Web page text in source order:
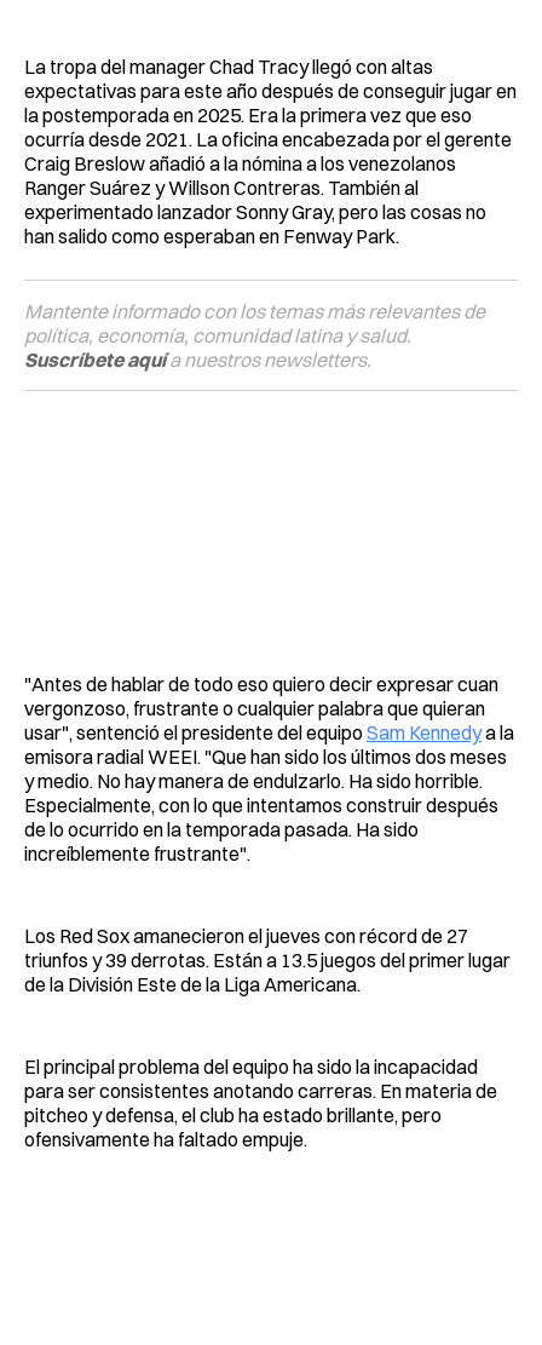
La tropa del manager Chad Tracy llegó con altas
expectativas para este año después de conseguir jugar en
la postemporada en 2025. Era la primera vez que eso
ocurría desde 2021. La oficina encabezada por el gerente
Craig Breslow añadió a la nómina a los venezolanos
Ranger Suárez y Willson Contreras. También al
experimentado lanzador Sonny Gray, pero las cosas no
han salido como esperaban en Fenway Park.
Mantente informado con los temas más relevantes de
política, economía, comunidad latina y salud.
Suscríbete aquía nuestros newsletters.
"Antes de hablar de todo eso quiero decir expresar cuan
vergonzoso, frustrante o cualquier palabra que quieran
usar", sentenció el presidente del equipo Sam Kennedya la
emisora radial WEEI. "Que han sido los últimos dos meses
y medio. No hay manera de endulzarlo. Ha sido horrible.
Especialmente, con lo que intentamos construir después
de lo ocurrido en la temporada pasada. Ha sido
increíblemente frustrante".
Los Red Sox amanecieron el jueves con récord de 27
triunfos y 39 derrotas. Están a 13.5 juegos del primer lugar
de la División Este de la Liga Americana.
El principal problema del equipo ha sido la incapacidad
para ser consistentes anotando carreras. En materia de
pitcheo y defensa, el club ha estado brillante, pero
ofensivamente ha faltado empuje.